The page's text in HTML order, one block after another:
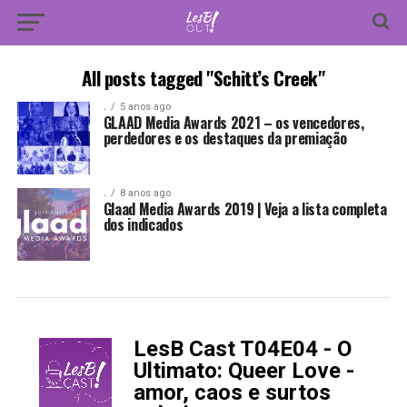
All posts tagged "Schitt’s Creek"
. 5 anos ago
GLAAD Media Awards 2021 – os vencedores,
perdedores e os destaques da premiação
. 8 anos ago
Glaad Media Awards 2019 | Veja a lista completa
dos indicados
LesB Cast T04E04 - O
Ultimato: Queer Love -
amor, caos e surtos
-